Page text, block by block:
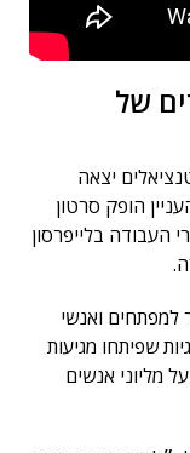
של
יצאה
הופק סרטון
העבודה בלייפרסון
למפתחים ואנשי
שפיתחו מגיעות
מליוני אנשים